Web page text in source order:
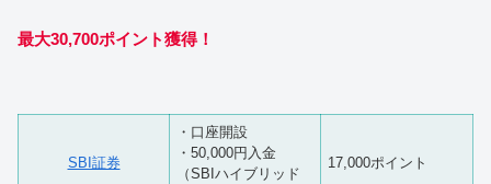
最大30,700ポイント獲得！
SBI証券
・口座開設
・50,000円入金
（SBIハイブリッド
17,000ポイント